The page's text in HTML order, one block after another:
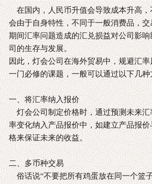
在国内，人民币升值会导致成本升高，
会由于自身特性，不同于一般消费品，交
期间汇率问题造成的汇兑损益对公司影
司的生存与发展。
因此，灯会公司在海外贸易中，规避汇
一门必修的课题，一般可以通过以下几种
一、将汇率纳入报价
灯会公司制定价格时，通过预测未来
率变化纳入产品报价中，如建立产品报
格来保证未来的收益。
二、多币种交易
俗话说“不要把所有鸡蛋放在同一个篮